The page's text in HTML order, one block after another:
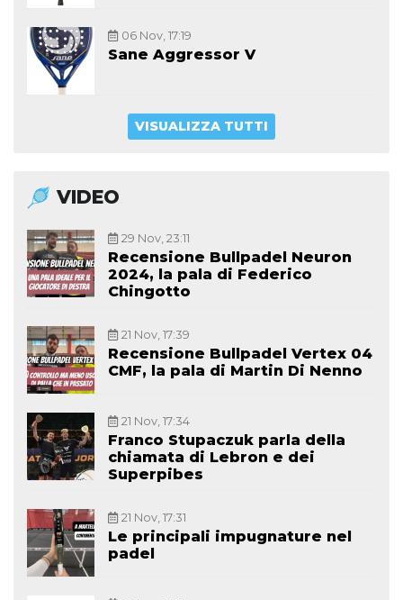
06 Nov, 17:19
Sane Aggressor V
VISUALIZZA TUTTI
VIDEO
29 Nov, 23:11
Recensione Bullpadel Neuron
2024, la pala di Federico
Chingotto
21 Nov, 17:39
Recensione Bullpadel Vertex 04
CMF, la pala di Martin Di Nenno
21 Nov, 17:34
Franco Stupaczuk parla della
chiamata di Lebron e dei
Superpibes
21 Nov, 17:31
Le principali impugnature nel
padel